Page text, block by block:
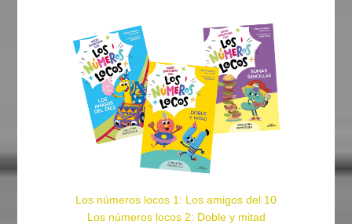
Los números locos 1: Los amigos del 10
Los números locos 2: Doble y mitad